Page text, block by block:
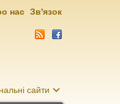
сайти
нас Зв'язок